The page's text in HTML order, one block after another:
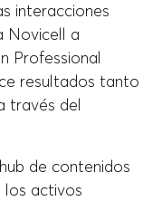
interacciones
Novicell a
Professional
resultados tanto
través del
de contenidos
los activos